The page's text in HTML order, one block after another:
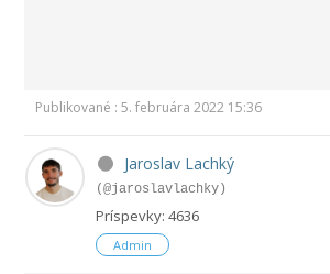
Publikované : 5. februára 2022 15:36
Jaroslav Lachký
(@jaroslavlachky)
Príspevky: 4636
Admin